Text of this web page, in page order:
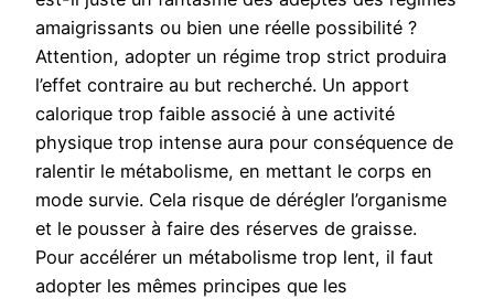
amaigrissants ou bien une réelle possibilité ?
Attention, adopter un régime trop strict produira
l’effet contraire au but recherché. Un apport
calorique trop faible associé à une activité
physique trop intense aura pour conséquence de
ralentir le métabolisme, en mettant le corps en
mode survie. Cela risque de dérégler l’organisme
et le pousser à faire des réserves de graisse.
Pour accélérer un métabolisme trop lent, il faut
adopter les mêmes principes que les